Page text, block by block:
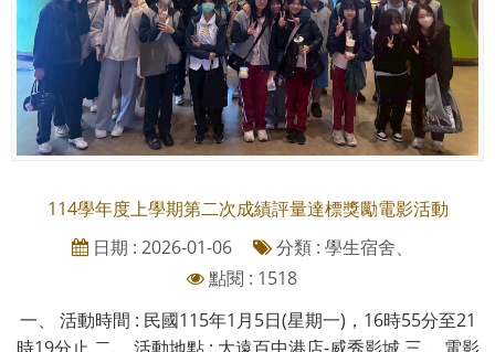
114學年度上學期第二次成績評量達標獎勵電影活動
日期 : 2026-01-06
分類 : 學生宿舍、
點閱 : 1518
一、 活動時間 : 民國115年1月5日(星期一)，16時55分至21
時19分止 二、 活動地點 : 大遠百中港店-威秀影城 三、 電影